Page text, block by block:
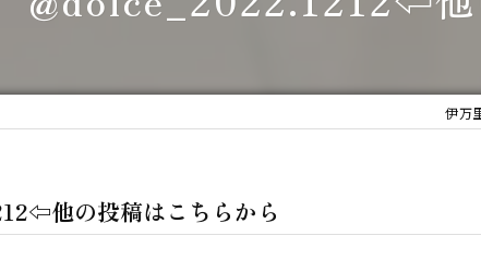
伊万
他の投稿はこちらから